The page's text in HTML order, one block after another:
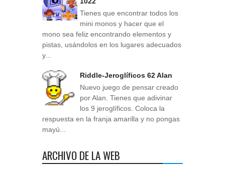
Tienes que encontrar todos los
mini monos y hacer que el
mono sea feliz encontrando elementos y
pistas, usándolos en los lugares adecuados
y...
Riddle-Jeroglíficos 62 Alan
Nuevo juego de pensar creado
por Alan. Tienes que adivinar
los 9 jeroglíficos. Coloca la
respuesta en la franja amarilla y no pongas
mayú...
ARCHIVO DE LA WEB